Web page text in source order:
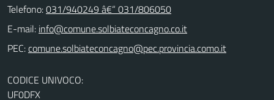
Telefono:031/940249 â€“ 031/806050
E-mail:
PEC:
CODICE UNIVOCO:
UF0DFX